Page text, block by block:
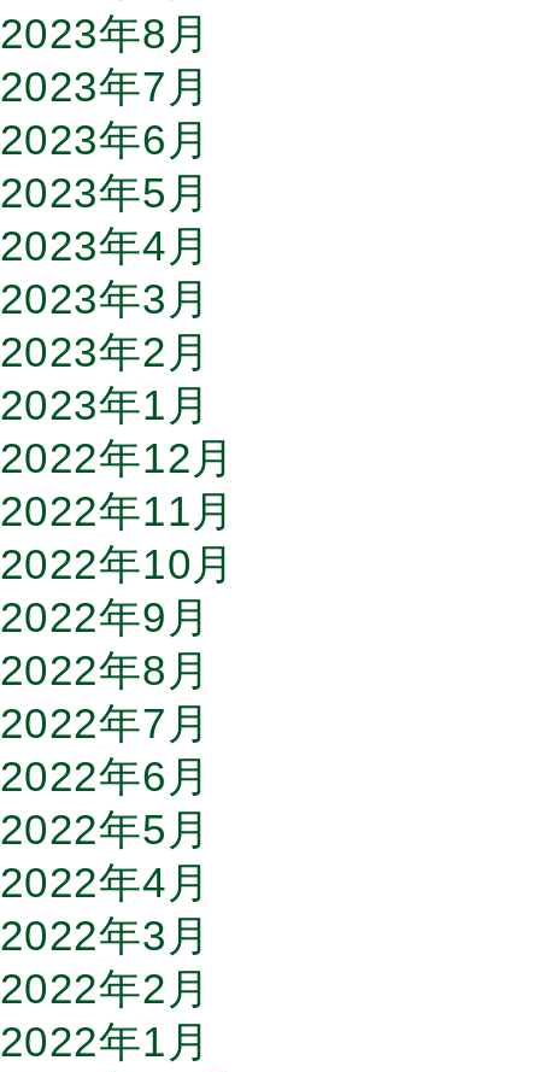
2023年8月
2023年7月
2023年6月
2023年5月
2023年4月
2023年3月
2023年2月
2023年1月
2022年12月
2022年11月
2022年10月
2022年9月
2022年8月
2022年7月
2022年6月
2022年5月
2022年4月
2022年3月
2022年2月
2022年1月